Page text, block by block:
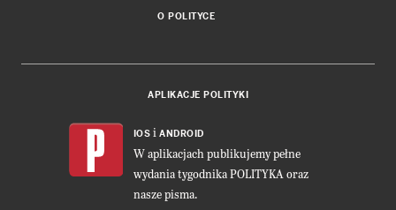
O POLITYCE
APLIKACJE POLITYKI
IOS i ANDROID
W aplikacjach publikujemy pełne
wydania tygodnika POLITYKA oraz
nasze pisma.